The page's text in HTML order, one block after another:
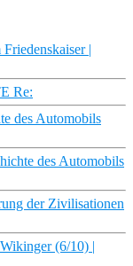
|
Re:
des Automobils
des Automobils
der Zivilisationen
(6/10) |